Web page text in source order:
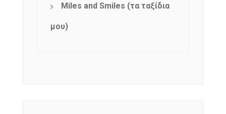
Miles and Smiles (τα ταξίδια
μου)